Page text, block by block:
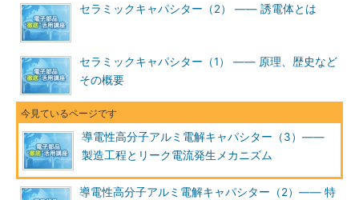
セラミックキャパシター（2） ―― 誘電体とは
セラミックキャパシター（1） ―― 原理、歴史など
その概要
導電性高分子アルミ電解キャパシター（3）――
製造工程とリーク電流発生メカニズム
導電性高分子アルミ電解キャパシター（2）―― 特